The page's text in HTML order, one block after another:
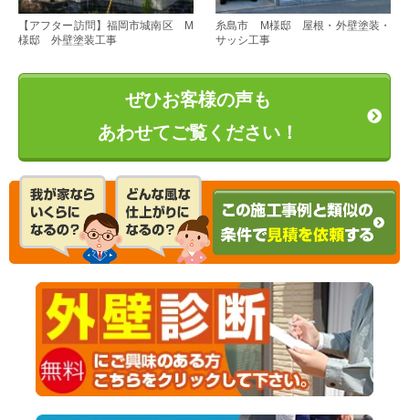
【アフター訪問】福岡市城南区 M
様邸 外壁塗装工事
糸島市 M様邸 屋根・外壁塗装・
サッシ工事
ぜひお客様の声も
あわせてご覧ください！